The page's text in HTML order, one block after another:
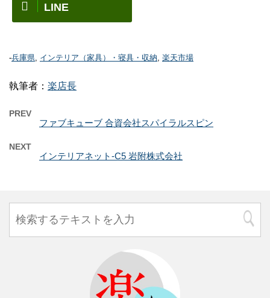
LINE
-兵庫県, インテリア（家具）・寝具・収納, 楽天市場
執筆者： 楽店長
PREV
ファブキューブ 合資会社スパイラルスピン
NEXT
インテリアネット-C5 岩附株式会社